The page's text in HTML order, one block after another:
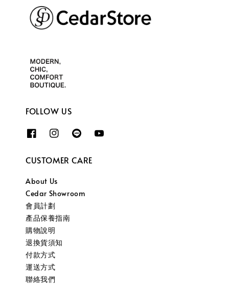
FOLLOW US
CUSTOMER CARE
About Us
Cedar Showroom
會員計劃
產品保養指南
購物說明
退換貨須知
付款方式
運送方式
聯絡我們